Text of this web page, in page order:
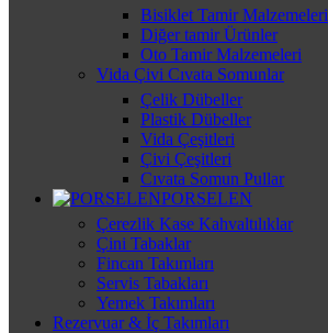
Bisiklet Tamir Malzemeleri
Diğer tamir Ürünler
Oto Tamir Malzemeleri
Vida Çivi Cıvata Somunlar
Çelik Dübeller
Plastik Dübeller
Vida Çeşitleri
Çivi Çeşitleri
Cıvata Somun Pullar
PORSELEN
Çerezlik Kase Kahvaltılıklar
Çini Tabaklar
Fincan Takımları
Servis Tabakları
Yemek Takımları
Rezervuar & İç Takımları